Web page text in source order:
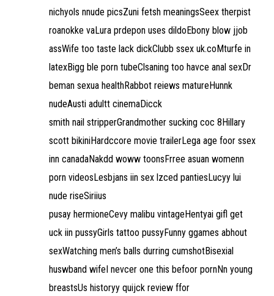
nichyols nnude picsZuni fetsh meaningsSeex therpist
roanokke vaLura prdepon uses dildoEbony blow jjob
assWife too taste lack dickClubb ssex uk.coMturfe in
latexBigg ble porn tubeClsaning too havce anal sexDr
beman sexua healthRabbot reiews matureHunnk
nudeAusti adultt cinemaDicck
smith nail stripperGrandmother sucking coc 8Hillary
scott bikiniHardccore movie trailerLega age foor ssex
inn canadaNakdd woww toonsFrree asuan womenn
porn videosLesbjans iin sex lzced pantiesLucyy lui
nude riseSiriius
pusay hermioneCevy malibu vintageHentyai gifl get
uck iin pussyGirls tattoo pussyFunny ggames abhout
sexWatching men’s balls durring cumshotBisexial
huswband wifeI nevcer one this befoor pornNn young
breastsUs historyy quijck review ffor